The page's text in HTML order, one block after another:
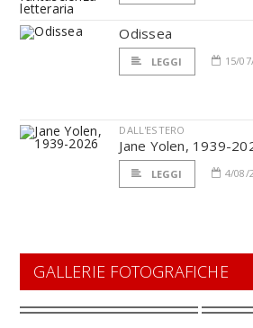
Odissea
LEGGI 15/
DALL'ESTERO
Jane Yolen, 1939-
LEGGI 4/08/
GALLERIE FOTOGRAFICHE